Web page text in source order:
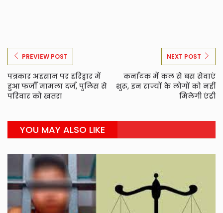
PREVIEW POST
पत्रकार अहसान पर हरिद्वार में
हुआ फर्जी मामला दर्ज, पुलिस से
परिवार को खतरा
NEXT POST
कर्नाटक में कल से बस सेवाएं
शुरू, इन राज्यों के लोगों को नहीं
मिलेगी एंट्री
YOU MAY ALSO LIKE